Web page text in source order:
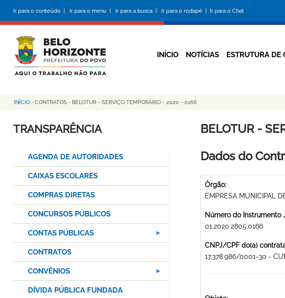
conteúdo
principal
Ir para o conteúdo | Ir para o menu | Ir para a busca | Ir para o rodapé | Ir para o Chat
INÍCIO NOTÍCIAS ESTRUTURA DE
Trilha
de
INÍCIO - CONTRATOS - BELOTUR - SERVIÇO TEMPORÁRIO - 2020 - 0166
BELOTUR -
Dados do
Órgão:
EMPRESA MUNICIPAL
Número do Instrumento
01.2020.2805.0166
CNPJ/CPF do(a)
17.378.986/0001-30 -
TRANSPARÊNCIA
AGENDA DE AUTORIDADES
CAIXAS ESCOLARES
COMPRAS DIRETAS
CONCURSOS PÚBLICOS
CONTAS PÚBLICAS
CONTRATOS
CONVÊNIOS
DÍVIDA PÚBLICA FUNDADA